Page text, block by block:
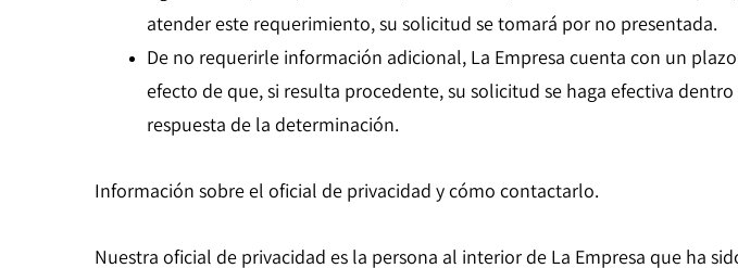
atender este requerimiento, su solicitud se tomará por no presentada.
De no requerirle información adicional, La Empresa cuenta con un
efecto de que, si resulta procedente, su solicitud se haga efectiva
respuesta de la determinación.
Información sobre el oficial de privacidad y cómo contactarlo.
Nuestra oficial de privacidad es la persona al interior de La Empresa que ha